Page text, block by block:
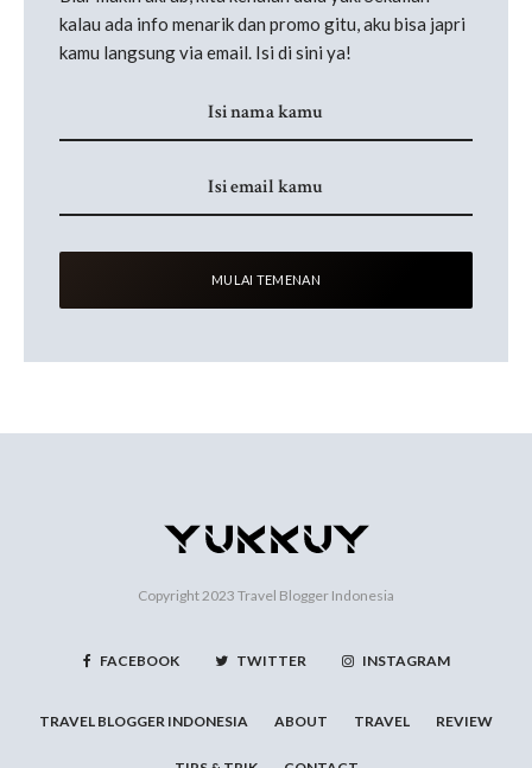
kalau ada info menarik dan promo gitu, aku bisa japri
kamu langsung via email. Isi di sini ya!
Copyright 2023 Travel Blogger Indonesia
FACEBOOK TWITTER INSTAGRAM
TRAVEL BLOGGER INDONESIA ABOUT TRAVEL REVIEW